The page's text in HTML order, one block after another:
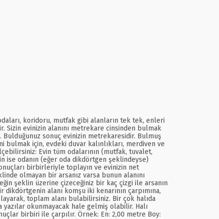
koridoru, mutfak gibi alanların tek tek, enleri
Sizin evinizin alanını metrekare cinsinden bulmak
sonuç evinizin metrekaresidir. Bulmuş
bulmak için, evdeki duvar kalınlıkları, merdiven ve
Evin tüm odalarının (mutfak, tuvalet,
ise odanın (eğer oda dikdörtgen şeklindeyse)
birbirleriyle toplayın ve evinizin net
olmayan bir arsanız varsa bunun alanını
şeklin üzerine çizeceğiniz bir kaç çizgi ile arsanın
alanı komşu iki kenarının çarpımına,
toplam alanı bulabilirsiniz. Bir çok halıda
okunmayacak hale gelmiş olabilir. Halı
birbiri ile çarpılır. Örnek: En: 2,00 metre Boy: